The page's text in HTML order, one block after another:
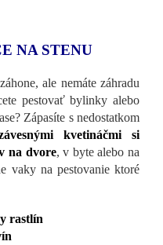
NA STENU
ale nemáte záhradu
pestovať bylinky alebo
Zápasíte s nedostatkom
kvetináčmi si
na dvore, v byte alebo na
vaky na pestovanie ktoré
rastlín